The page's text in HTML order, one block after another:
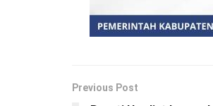
Previous Post